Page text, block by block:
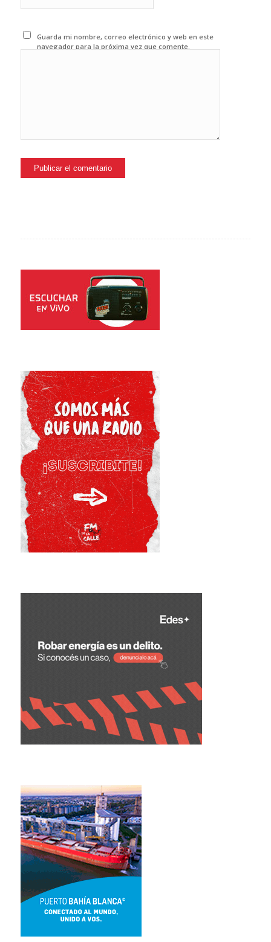
Guarda mi nombre, correo electrónico y web en este
navegador para la próxima vez que comente.